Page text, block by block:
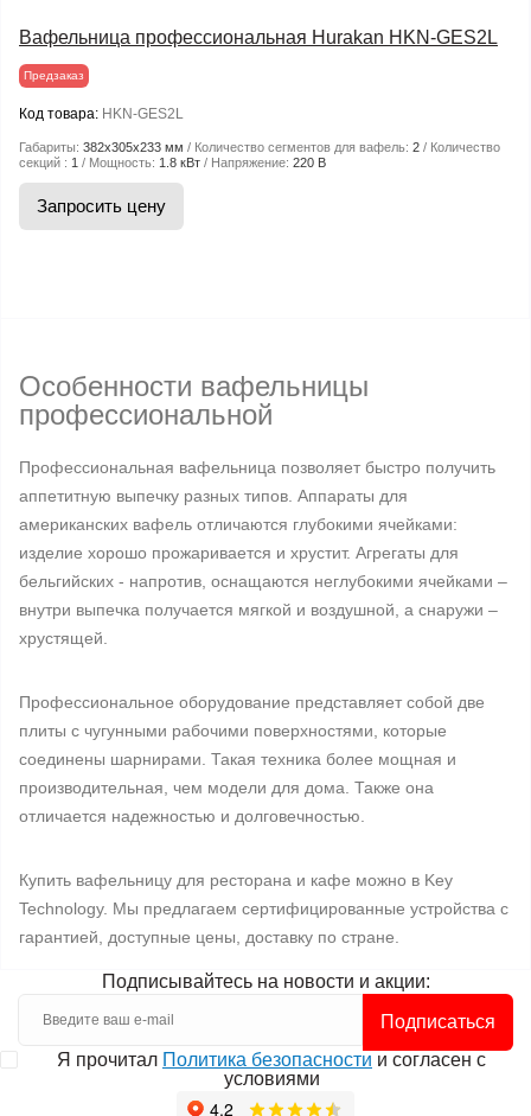
Вафельница профессиональная Hurakan HKN-GES2L
Предзаказ
Код товара: HKN-GES2L
Габариты: 382x305x233 мм Количество сегментов для вафель: 2
Количество
секций : 1 Мощность: 1.8 кВт Напряжение: 220 В
Запросить цену
Особенности вафельницы
профессиональной
Профессиональная вафельница позволяет быстро получить
аппетитную выпечку разных типов. Аппараты для
американских вафель отличаются глубокими ячейками:
изделие хорошо прожаривается и хрустит. Агрегаты для
бельгийских - напротив, оснащаются неглубокими ячейками –
внутри выпечка получается мягкой и воздушной, а снаружи –
хрустящей.
Профессиональное оборудование представляет собой две
плиты с чугунными рабочими поверхностями, которые
соединены шарнирами. Такая техника более мощная и
производительная, чем модели для дома. Также она
отличается надежностью и долговечностью.
Купить вафельницу для ресторана и кафе можно в Key
Technology. Мы предлагаем сертифицированные устройства с
гарантией, доступные цены, доставку по стране.
Подписывайтесь на новости и акции:
Подписаться
Я прочитал Политика безопасности и согласен с
условиями